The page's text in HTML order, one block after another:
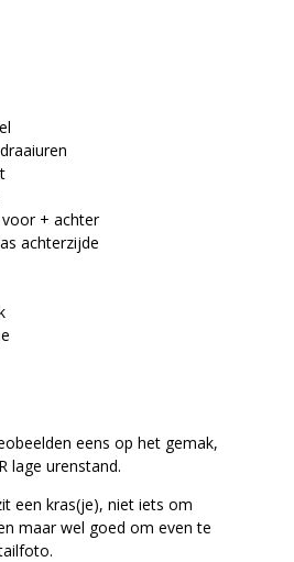
voor + achter
achterzijde
eens op het gemak,
lage urenstand.
een kras(je), niet iets om
maar wel goed om even te